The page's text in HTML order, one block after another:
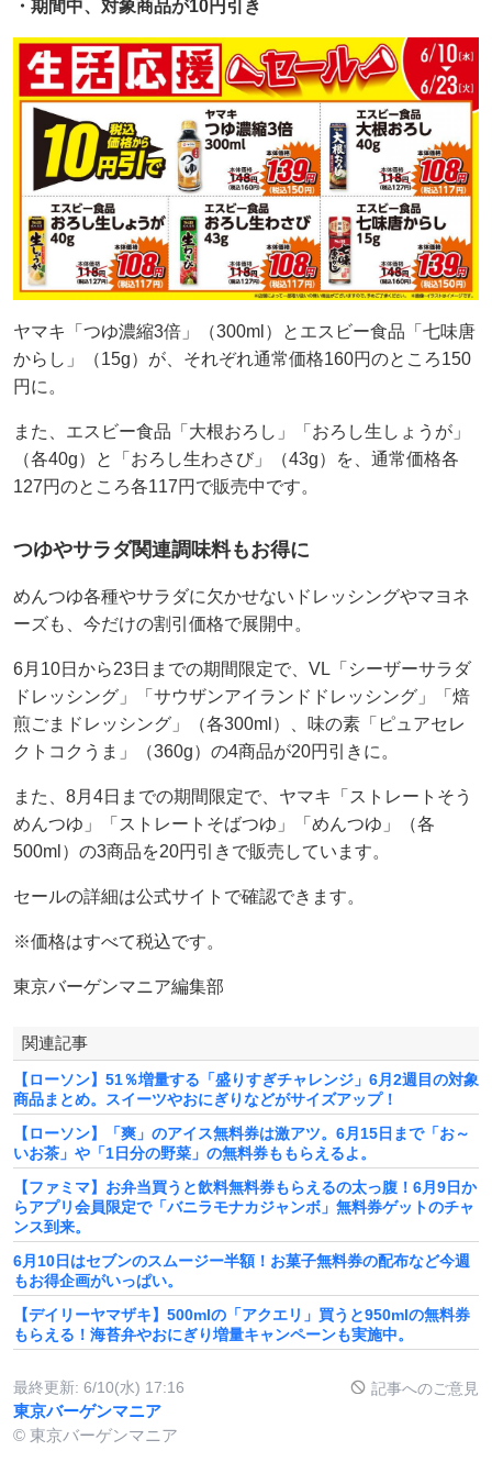
・期間中、対象商品が10円引き
ヤマキ「つゆ濃縮3倍」（300ml）とエスビー食品「七味唐
からし」（15g）が、それぞれ通常価格160円のところ150
円に。
また、エスビー食品「大根おろし」「おろし生しょうが」
（各40g）と「おろし生わさび」（43g）を、通常価格各
127円のところ各117円で販売中です。
つゆやサラダ関連調味料もお得に
めんつゆ各種やサラダに欠かせないドレッシングやマヨネ
ーズも、今だけの割引価格で展開中。
6月10日から23日までの期間限定で、VL「シーザーサラダ
ドレッシング」「サウザンアイランドドレッシング」「焙
煎ごまドレッシング」（各300ml）、味の素「ピュアセレ
クトコクうま」（360g）の4商品が20円引きに。
また、8月4日までの期間限定で、ヤマキ「ストレートそう
めんつゆ」「ストレートそばつゆ」「めんつゆ」（各
500ml）の3商品を20円引きで販売しています。
セールの詳細は公式サイトで確認できます。
※価格はすべて税込です。
東京バーゲンマニア編集部
関連記事
【ローソン】51％増量する「盛りすぎチャレンジ」6月2週目の対象
商品まとめ。スイーツやおにぎりなどがサイズアップ！
【ローソン】「爽」のアイス無料券は激アツ。6月15日まで「お～
いお茶」や「1日分の野菜」の無料券ももらえるよ。
【ファミマ】お弁当買うと飲料無料券もらえるの太っ腹！6月9日か
らアプリ会員限定で「バニラモナカジャンボ」無料券ゲットのチャ
ンス到来。
6月10日はセブンのスムージー半額！お菓子無料券の配布など今週
もお得企画がいっぱい。
【デイリーヤマザキ】500mlの「アクエリ」買うと950mlの無料券
もらえる！海苔弁やおにぎり増量キャンペーンも実施中。
最終更新: 6/10(水) 17:16 記事へのご意見
東京バーゲンマニア
© 東京バーゲンマニア